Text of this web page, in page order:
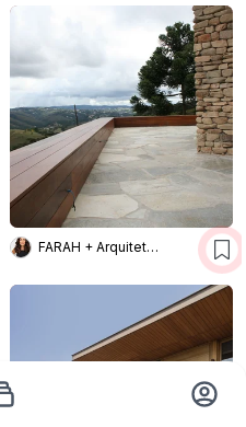
FARAH + Arquitetura e interiores